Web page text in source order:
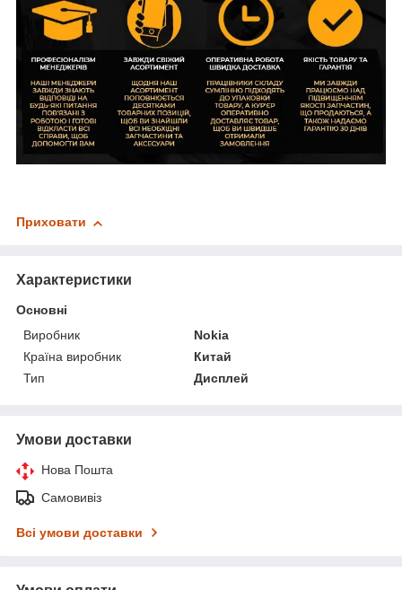
Приховати
Характеристики
Основні
Виробник
Nokia
Країна виробник
Китай
Тип
Дисплей
Умови доставки
Нова Пошта
Самовивіз
Всі умови доставки